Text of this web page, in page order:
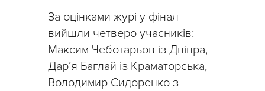
За оцінками журі у фінал
вийшли четверо учасників:
Максим Чеботарьов із Дніпра,
Дар’я Баглай із Краматорська,
Володимир Сидоренко з